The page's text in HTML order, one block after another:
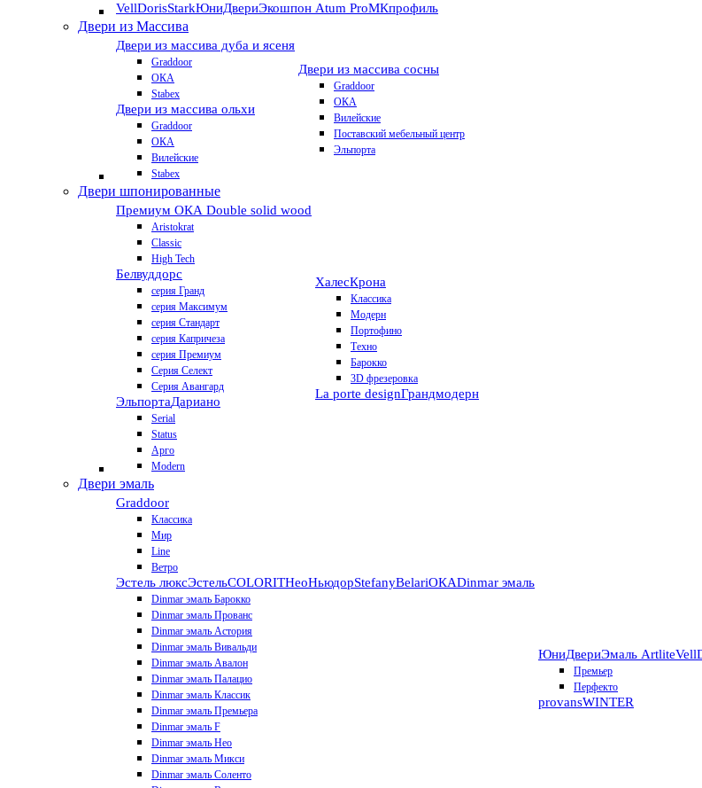
VellDorisStarkЮниДвериЭкошпон Atum ProМКпрофиль
Двери из Массива
Двери из массива дуба и ясеня
Graddoor
ОКА
Stabex
Двери из массива ольхи
Graddoor
ОКА
Вилейские
Stabex
Двери из массива сосны
Graddoor
ОКА
Вилейские
Поставский мебельный центр
Эльпорта
Двери шпонированные
Премиум ОКА Double solid wood
Aristokrat
Classic
High Tech
Белвуддорс
серия Гранд
серия Максимум
серия Стандарт
серия Капричеза
серия Премиум
Серия Селект
Серия Авангард
ЭльпортаДариано
Serial
Status
Арго
Modern
ХалесКрона
Классика
Модерн
Портофино
Техно
Барокко
3D фрезеровка
La porte designГрандмодерн
Двери эмаль
Graddoor
Классика
Мир
Line
Ветро
Эстель люксЭстельCOLORITНеоНьюдорStefanyBelariОКАDinmar эмаль
Dinmar эмаль Барокко
Dinmar эмаль Прованс
Dinmar эмаль Астория
Dinmar эмаль Вивальди
Dinmar эмаль Авалон
Dinmar эмаль Палацио
Dinmar эмаль Классик
Dinmar эмаль Премьера
Dinmar эмаль F
Dinmar эмаль Нео
Dinmar эмаль Микси
Dinmar эмаль Соленто
ЮниДвериЭмаль Artlite
Премьер
Перфекто
provansWINTER